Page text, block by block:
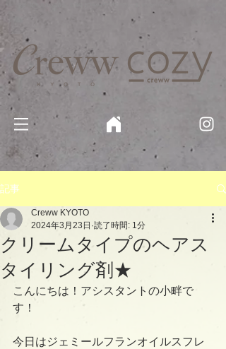
京都・四条 烏丸の美容室・美容院【Creww KYOTO (クルー)】【cozy creww(コージークルー)】 京都市 ヘ
記事
クリームタイプのヘアス
タイリング剤★
Creww KYOTO
2024年3月23日 読了時間: 1分
こんにちは！アシスタントの小畔で
す！
今日はジェミールフランオイルスフレ